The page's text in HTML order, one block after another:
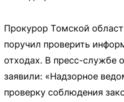
Прокурор Томской
поручил проверить
отходах. В пресс-службе
заявили: «Надзорное
проверку соблюдения